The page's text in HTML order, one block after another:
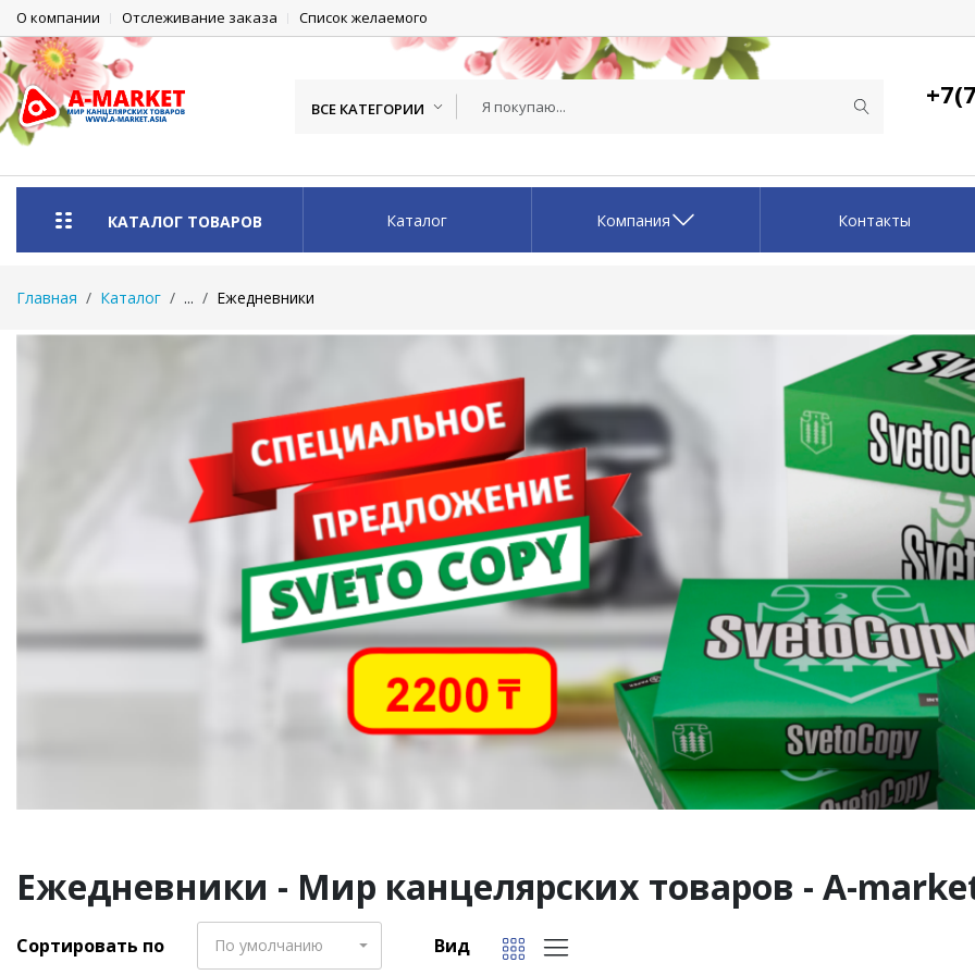
О компании Отслеживание заказа Список желаемого
ВСЕ КАТЕГОРИИ
КАТАЛОГ ТОВАРОВ Каталог Компания Контакты
Главная Каталог ... Ежедневники
Ежедневники - Мир канцелярских товаров - A-
Сортировать по По умолчанию Вид